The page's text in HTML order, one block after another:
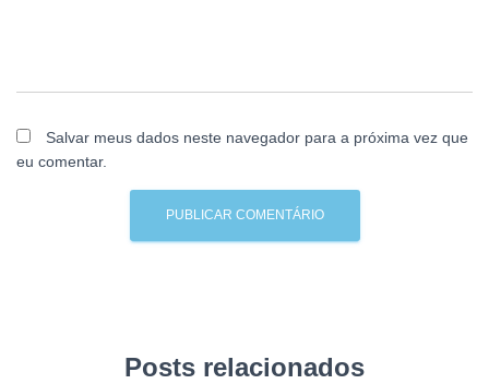
Salvar meus dados neste navegador para a próxima vez que
eu comentar.
Posts relacionados